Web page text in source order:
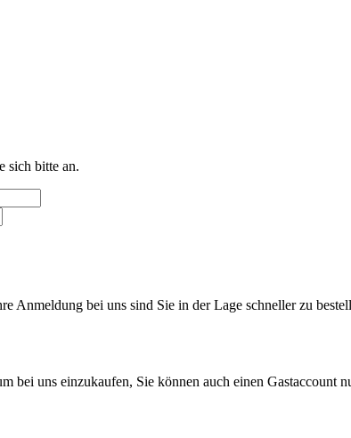
sich bitte an.
Anmeldung bei uns sind Sie in der Lage schneller zu
bei uns einzukaufen, Sie können auch einen Gastaccount